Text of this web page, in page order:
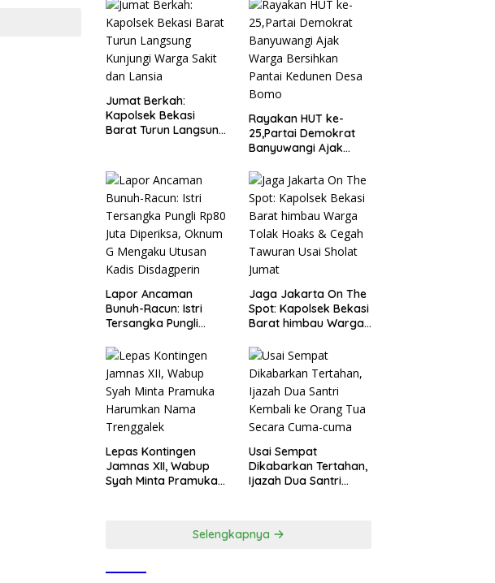
Jumat Berkah:
Kapolsek Bekasi
Barat Turun Langsung
Rayakan HUT ke-
25,Partai Demokrat
Banyuwangi Ajak
Pantai Kedunen Desa
Bomo
Lapor Ancaman
Bunuh-Racun: Istri
Tersangka Pungli
Oknum G Mengaku
Utusan Kadis
Disdagperin
Jaga Jakarta On The
Spot: Kapolsek Bekasi
Barat himbau Warga
Tawuran Usai Sholat
Jumat
Lepas Kontingen
Jamnas XII, Wabup
Syah Minta Pramuka
Usai Sempat
Dikabarkan Tertahan,
Ijazah Dua Santri
Selengkapnya